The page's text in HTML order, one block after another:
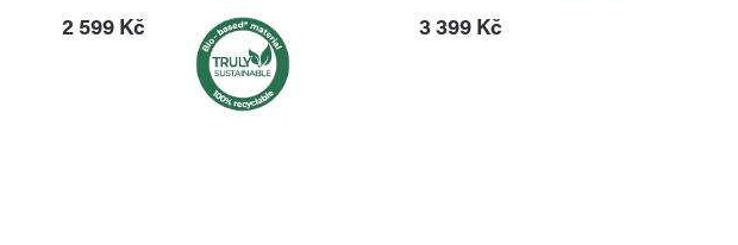
2 599 Kč 3 399 Kč